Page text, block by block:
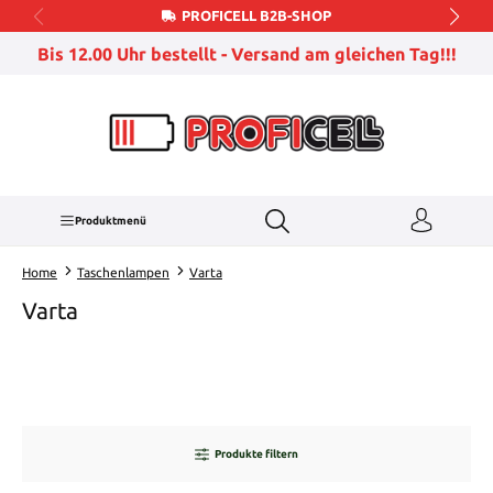
Zum Hauptinhalt springenPROFICELL B2B-SHOP
Bis 12.00 Uhr bestellt - Versand am gleichen Tag!!!
Produktmenü
Home Taschenlampen Varta
Varta
Produkte filtern